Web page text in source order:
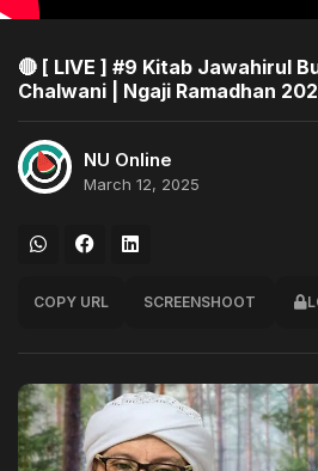
🔴 [ LIVE ] #9 Kitab Jawahirul
Chalwani | Ngaji Ramadhan
NU Online
March 12, 2025
COPY URL SCREENSHOOT